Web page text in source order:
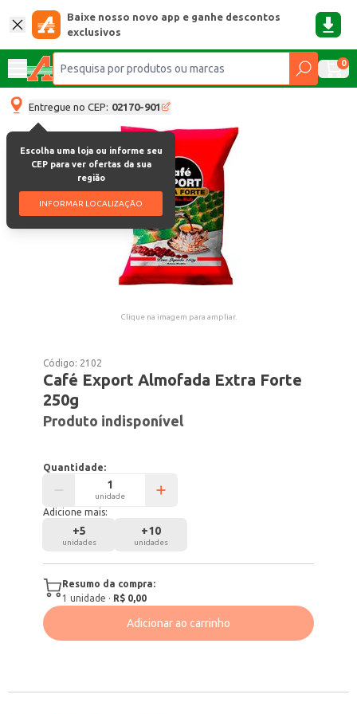
Baixe nosso novo app e ganhe descontos
exclusivos
0
Entregue no CEP: 02170-901
Escolha uma loja ou informe seu
CEP para ver ofertas da sua
região
INFORMAR LOCALIZAÇÃO
Clique na imagem para ampliar.
Código: 2102
Café Export Almofada Extra Forte
250g
Produto indisponível
Quantidade:
unidade
Adicione mais:
+5
unidades
+10
unidades
Resumo da compra:
1 unidade · R$ 0,00
Adicionar ao carrinho